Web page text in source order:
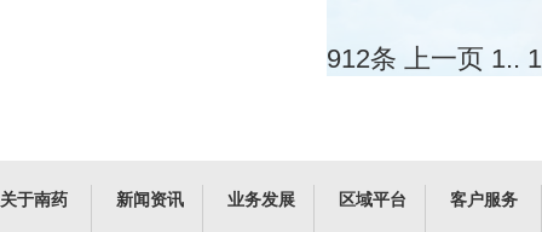
912条 上一页 1..
关于南药 新闻资讯 业务发展 区域平台 客户服务